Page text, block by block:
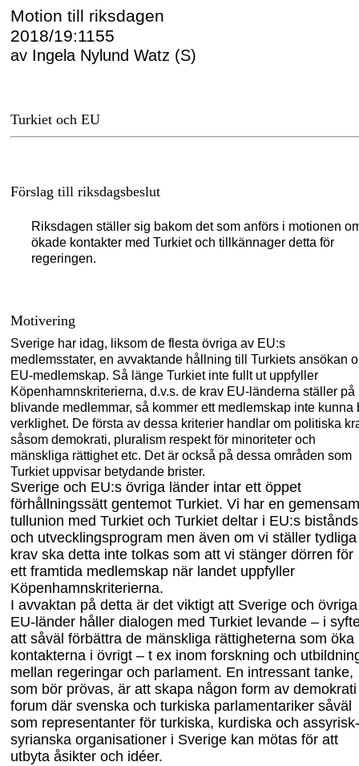
Motion till riksdagen
2018/19:1155
av Ingela Nylund Watz (S)
Turkiet och EU
Förslag till riksdagsbeslut
Riksdagen ställer sig bakom det som anförs i motionen
ökade kontakter med Turkiet och tillkännager detta för
regeringen.
Motivering
Sverige har idag, liksom de flesta övriga av EU:s
medlemsstater, en avvaktande hållning till Turkiets ansökan
EU-medlemskap. Så länge Turkiet inte fullt ut uppfyller
Köpenhamnskriterierna, d.v.s. de krav EU-länderna ställer på
blivande medlemmar, så kommer ett medlemskap inte kunna
verklighet. De första av dessa kriterier handlar om politiska
såsom demokrati, pluralism respekt för minoriteter och
mänskliga rättighet etc. Det är också på dessa områden som
Turkiet uppvisar betydande brister.
Sverige och EU:s övriga länder intar ett öppet
förhållningssätt gentemot Turkiet. Vi har en gemensam
tullunion med Turkiet och Turkiet deltar i EU:s
och utvecklingsprogram men även om vi ställer tydliga
krav ska detta inte tolkas som att vi stänger dörren för
ett framtida medlemskap när landet uppfyller
Köpenhamnskriterierna.
I avvaktan på detta är det viktigt att Sverige och övriga
EU-länder håller dialogen med Turkiet levande – i
att såväl förbättra de mänskliga rättigheterna som öka
kontakterna i övrigt – t ex inom forskning och
mellan regeringar och parlament. En intressant tanke,
som bör prövas, är att skapa någon form av demokrati
forum där svenska och turkiska parlamentariker såväl
som representanter för turkiska, kurdiska och assyrisk-
syrianska organisationer i Sverige kan mötas för att
utbyta åsikter och idéer.